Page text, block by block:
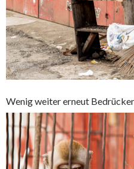
Wenig weiter erneut